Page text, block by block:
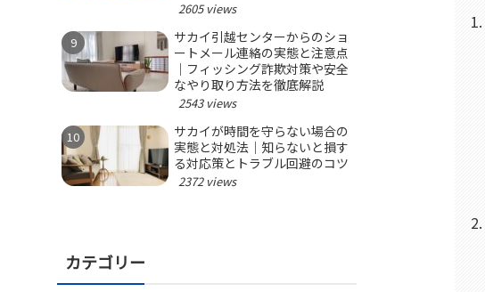
2605 views
サカイ引越センターからのショ
ートメール連絡の実態と注意点
｜フィッシング詐欺対策や安全
なやり取り方法を徹底解説
2543 views
サカイが時間を守らない場合の
実態と対処法｜知らないと損す
る対応策とトラブル回避のコツ
2372 views
カテゴリー